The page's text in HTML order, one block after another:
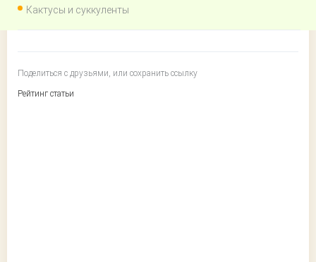
Кактусы и суккуленты
Поделиться с друзьями, или сохранить ссылку
Рейтинг статьи